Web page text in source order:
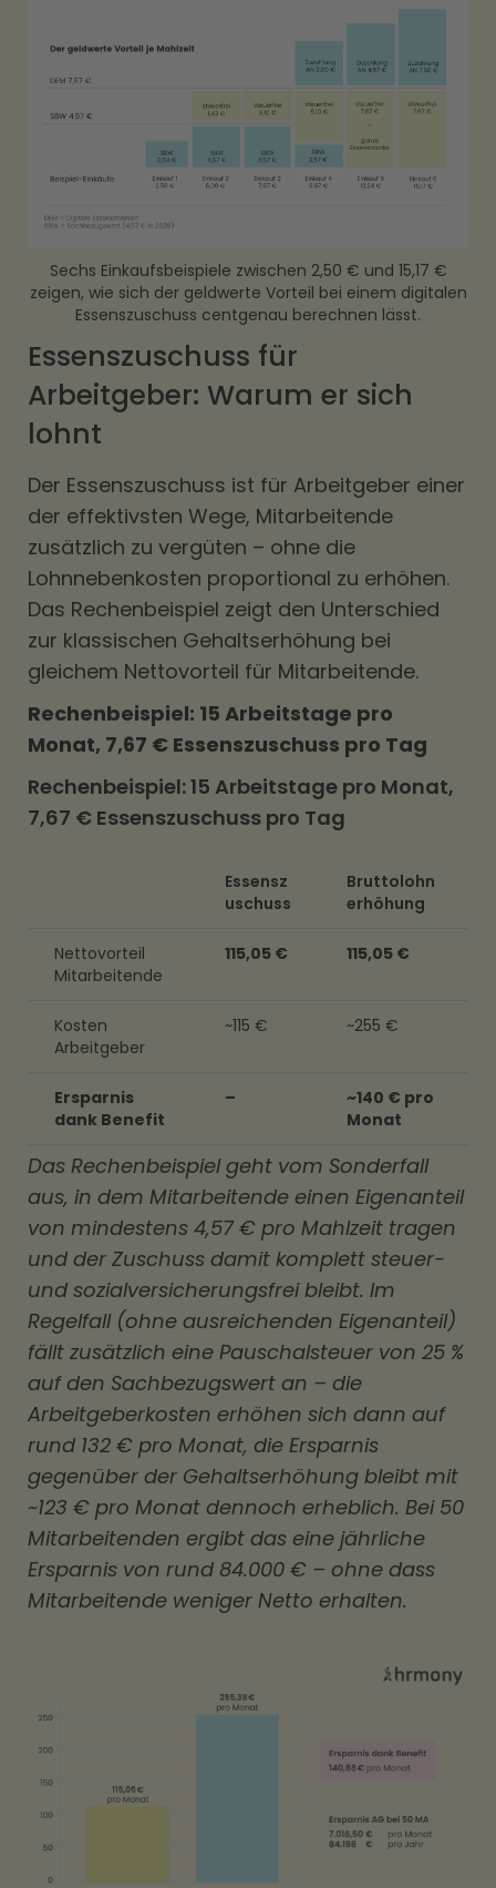
Sechs Einkaufsbeispiele zwischen 2,50 € und 15,17 €
zeigen, wie sich der geldwerte Vorteil bei einem digitalen
Essenszuschuss centgenau berechnen lässt.
Essenszuschuss für
Arbeitgeber: Warum er sich
lohnt
Der Essenszuschuss ist für Arbeitgeber einer
der effektivsten Wege, Mitarbeitende
zusätzlich zu vergüten – ohne die
Lohnnebenkosten proportional zu erhöhen.
Das Rechenbeispiel zeigt den Unterschied
zur klassischen Gehaltserhöhung bei
gleichem Nettovorteil für Mitarbeitende.
Rechenbeispiel: 15 Arbeitstage pro
Monat, 7,67 € Essenszuschuss pro Tag
Rechenbeispiel: 15 Arbeitstage pro Monat,
7,67 € Essenszuschuss pro Tag
Essensz
uschuss
Bruttolohn
erhöhung
Nettovorteil
Mitarbeitende
115,05 € 115,05 €
Kosten
Arbeitgeber
~115 € ~255 €
Ersparnis
dank Benefit
–
~140 € pro
Monat
Das Rechenbeispiel geht vom Sonderfall
aus, in dem Mitarbeitende einen Eigenanteil
von mindestens 4,57 € pro Mahlzeit tragen
und der Zuschuss damit komplett steuer-
und sozialversicherungsfrei bleibt. Im
Regelfall (ohne ausreichenden Eigenanteil)
fällt zusätzlich eine Pauschalsteuer von 25 %
auf den Sachbezugswert an – die
Arbeitgeberkosten erhöhen sich dann auf
rund 132 € pro Monat, die Ersparnis
gegenüber der Gehaltserhöhung bleibt mit
~123 € pro Monat dennoch erheblich. Bei 50
Mitarbeitenden ergibt das eine jährliche
Ersparnis von rund 84.000 € – ohne dass
Mitarbeitende weniger Netto erhalten.